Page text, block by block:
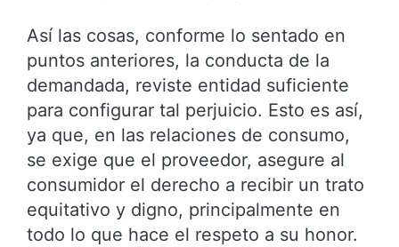
Así las cosas, conforme lo sentado en
puntos anteriores, la conducta de la
demandada, reviste entidad suficiente
para configurar tal perjuicio. Esto es así,
ya que, en las relaciones de consumo,
se exige que el proveedor, asegure al
consumidor el derecho a recibir un trato
equitativo y digno, principalmente en
todo lo que hace el respeto a su honor.